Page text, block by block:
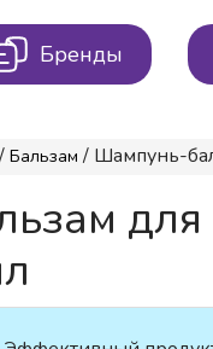
Бренды
/ Бальзам / Шампунь-